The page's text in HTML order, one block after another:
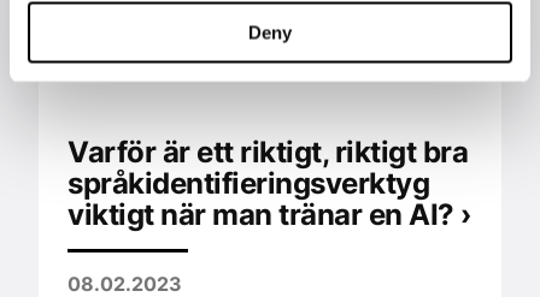
Deny
Varför är ett riktigt, riktigt bra
språkidentifieringsverktyg
viktigt när man tränar en AI? ›
08.02.2023